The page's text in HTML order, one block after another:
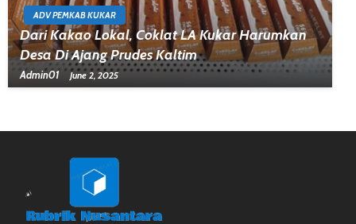
ADV PEMKAB KUKAR
Dari Kakao Lokal, Coklat LA Kukar Harumkan
Desa Di Ajang Prudes Kaltim
Admin01 June 2, 2025